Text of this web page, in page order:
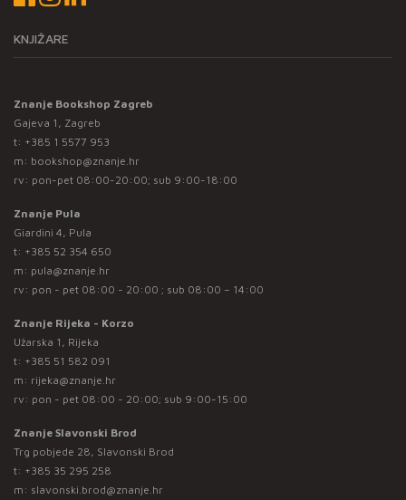
KNJIŽARE
Znanje Bookshop Zagreb
Gajeva 1, Zagreb
t: +385 1 5577 953
m: bookshop@znanje.hr
rv: pon-pet 08:00-20:00; sub 9:00-18:00
Znanje Pula
Giardini 4, Pula
t: +385 52 354 650
m: pula@znanje.hr
rv: pon - pet 08:00 - 20:00 ; sub 08:00 – 14:00
Znanje Rijeka - Korzo
Užarska 1, Rijeka
t: +385 51 582 091
m: rijeka@znanje.hr
rv: pon - pet 08:00 - 20:00; sub 9:00-15:00
Znanje Slavonski Brod
Trg pobjede 28, Slavonski Brod
t: +385 35 295 258
m: slavonski.brod@znanje.hr